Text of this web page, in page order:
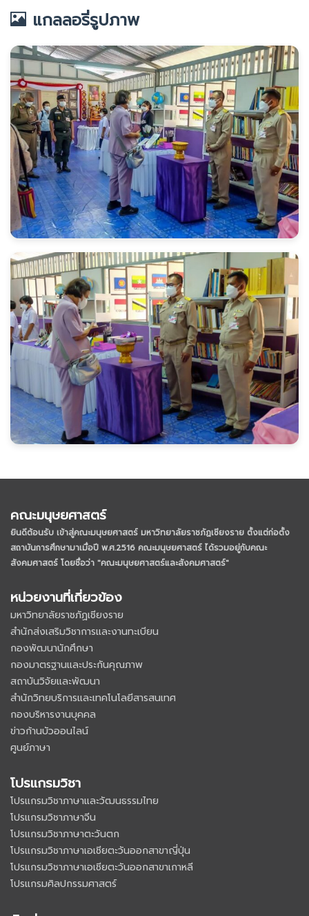
แกลลอรี่รูปภาพ
คณะมนุษยศาสตร์
ยินดีต้อนรับ เข้าสู่คณะมนุษยศาสตร์ มหาวิทยาลัยราชภัฏเชียงราย ตั้งแต่ก่อตั้ง
สถาบันการศึกษามาเมื่อปี พ.ศ.2516 คณะมนุษยศาสตร์ ได้รวมอยู่กับคณะ
สังคมศาสตร์ โดยชื่อว่า "คณะมนุษยศาสตร์และสังคมศาสตร์"
หน่วยงานที่เกี่ยวข้อง
มหาวิทยาลัยราชภัฏเชียงราย
สำนักส่งเสริมวิชาการและงานทะเบียน
กองพัฒนานักศึกษา
กองมาตรฐานและประกันคุณภาพ
สถาบันวิจัยและพัฒนา
สำนักวิทยบริการและเทคโนโลยีสารสนเทศ
กองบริหารงานบุคคล
ข่าวก้านบัวออนไลน์
ศูนย์ภาษา
โปรแกรมวิชา
โปรแกรมวิชาภาษาและวัฒนธรรมไทย
โปรแกรมวิชาภาษาจีน
โปรแกรมวิชาภาษาตะวันตก
โปรแกรมวิชาภาษาเอเชียตะวันออกสาขาญี่ปุ่น
โปรแกรมวิชาภาษาเอเชียตะวันออกสาขาเกาหลี
โปรแกรมศิลปกรรมศาสตร์